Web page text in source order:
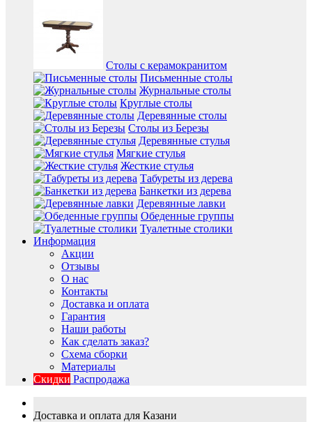
Столы с керамокранитом
Письменные столы
Журнальные столы
Круглые столы
Деревянные столы
Столы из Березы
Деревянные стулья
Мягкие стулья
Жесткие стулья
Табуреты из дерева
Банкетки из дерева
Деревянные лавки
Обеденные группы
Туалетные столики
Информация
Акции
Отзывы
О нас
Контакты
Доставка и оплата
Гарантия
Наши работы
Как сделать заказ?
Схема сборки
Материалы
Скидки Распродажа
Доставка и оплата для Казани